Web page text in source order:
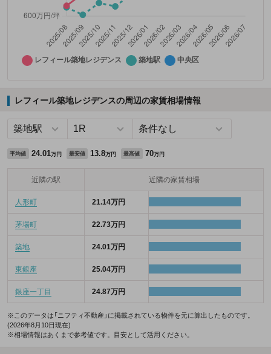
レフィール築地レジデンスの周辺の家賃相場情報
平均値 24.01万円 最安値 13.8万円 最高値 70万円
近隣の駅 近隣の家賃相場
人形町 21.14万円
茅場町 22.73万円
築地 24.01万円
東銀座 25.04万円
銀座一丁目 24.87万円
※このデータは「ニフティ不動産」に掲載されている物件を元に算出したものです。
(2026年8月10日現在)
※相場情報はあくまで参考値です。目安として活用ください。